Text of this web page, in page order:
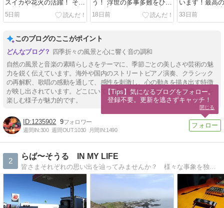
スイカや花火の活躍！ そし
て笑顔と元気があふれる軽
快で粋な日本のロカビリー
Biscats
5日前
う！ 浮世の多事多難をひと
とき忘れ、上を向いて生き
ましょう！ 『ダイナミック
どんmix ver〜』 Chuning
Candy
18日前
います！最高
を！ さぁ、笑
こう！！時を
33日前
このブログのここがポイント
四季折々の風景と心に響く音の調和
自然の風景と音楽の素晴らしさをテーマに、季節ごとの美しさや芸術の魅
力を鋭く伝えています。海外や国内のストリートピアノ演奏、クラシック
の再解釈、歌唱の感動を通して、感性を刺激し、心の動きを描き出す特徴
が映し出されています。どこにいても芸術を感じ、表情や反応の豊かさを
楽しむ様子が魅力的です。
1235902 9
週間IN:300 週間OUT:1030 月間IN:1490
2
らば〜そうる IN MY LIFE
皆さまそれぞれの思い出を辿ってみませんか？ 様々な事象を独自の視点で分析。今後につながる「何か」を感じとっていただければ幸いです
【Tips】気になるブログをフォロー。
登録不要。更新を逃さずキャッチ！
閉じる